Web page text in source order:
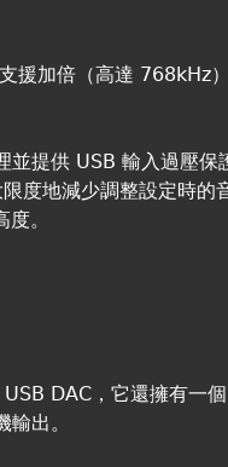
援加倍（高達 768kHz
並提供 USB 輸入過壓保
度地減少調整設定時的
。
DAC，它還擁有一
出。